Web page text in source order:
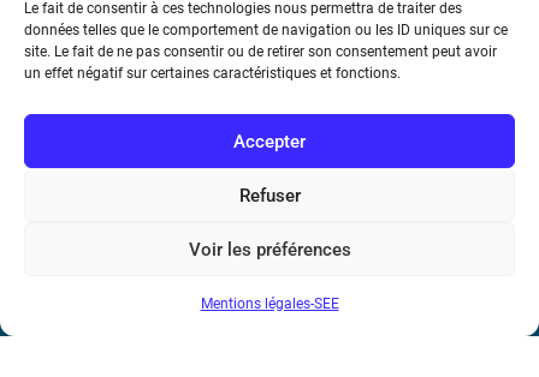
Le fait de consentir à ces technologies nous permettra de traiter des
données telles que le comportement de navigation ou les ID uniques sur ce
site. Le fait de ne pas consentir ou de retirer son consentement peut avoir
un effet négatif sur certaines caractéristiques et fonctions.
Accepter
Refuser
Voir les préférences
Mentions légales-SEE
Bicentenaire des découvertes d’André-
Marie Ampère
Conditions Générales de Vente
Mentions légales
communautaire : FR44 785 393 232